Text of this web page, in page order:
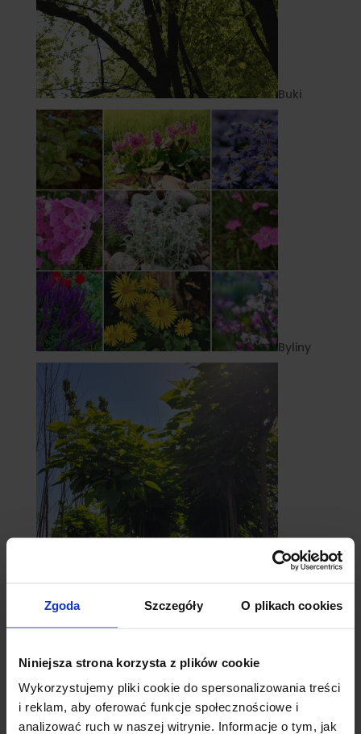
Zgoda Szczegóły O plikach cookies
Niniejsza strona korzysta z plików cookie
Wykorzystujemy pliki cookie do spersonalizowania treści
i reklam, aby oferować funkcje społecznościowe i
analizować ruch w naszej witrynie. Informacje o tym, jak
Buki
Byliny
catalpy